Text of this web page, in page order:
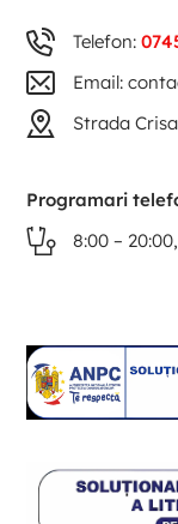
Telefon:
Email:
Strada
Programari
8:00 –